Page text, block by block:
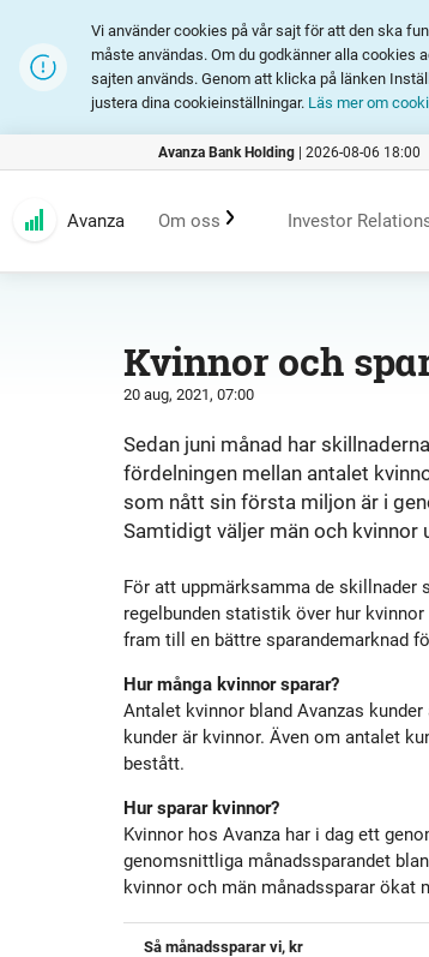
Vi använder cookies på vår sajt för att den ska
måste användas. Om du godkänner alla cookies
sajten används. Genom att klicka på länken
justera dina cookieinställningar. Läs mer om
Avanza Bank Holding | 2026-08-06 18:00
Avanza Om oss
Erbjudande
Marknadsföring
Utmärkelser
Kultur
Avanza Fonder
Avanza Pension
Investor
Finansiell
Kalender
Kvinnor och
20 aug, 2021, 07:00
Sedan juni månad har
fördelningen mellan antalet
som nått sin första miljon är i
Samtidigt väljer män och kvinnor
För att uppmärksamma de skillnader
regelbunden statistik över hur
fram till en bättre sparandemarknad
Hur många kvinnor sparar?
Antalet kvinnor bland Avanzas
kunder är kvinnor. Även om antalet
bestått.
Hur sparar kvinnor?
Kvinnor hos Avanza har i dag ett
genomsnittliga månadssparandet
kvinnor och män månadssparar ökat
Så månadssparar vi, kr